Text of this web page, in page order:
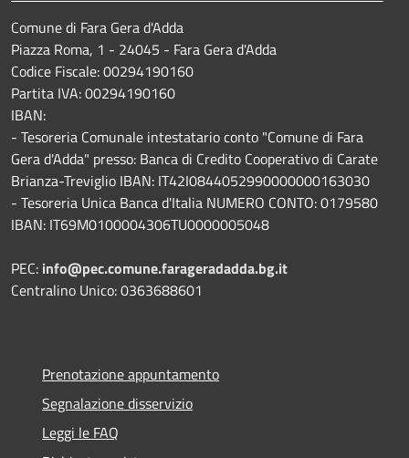
Comune di Fara Gera d'Adda
Piazza Roma, 1 - 24045 - Fara Gera d'Adda
Codice Fiscale: 00294190160
Partita IVA: 00294190160
IBAN:
- Tesoreria Comunale intestatario conto "Comune di Fara
Gera d'Adda" presso: Banca di Credito Cooperativo di Carate
Brianza-Treviglio IBAN: IT42I0844052990000000163030
- Tesoreria Unica Banca d'Italia NUMERO CONTO: 0179580
IBAN: IT69M0100004306TU0000005048
PEC: info@pec.comune.farageradadda.bg.it
Centralino Unico: 0363688601
Prenotazione appuntamento
Segnalazione disservizio
Leggi le FAQ